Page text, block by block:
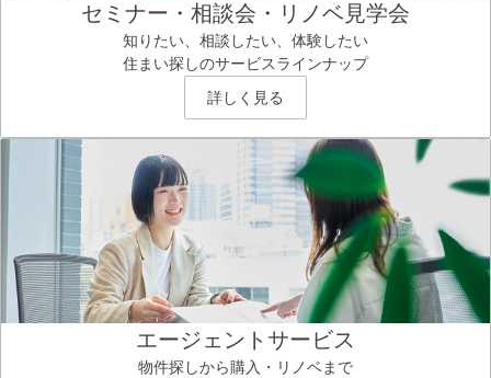
セミナー・相談会・リノベ見学会
知りたい、相談したい、体験したい
住まい探しのサービスラインナップ
詳しく見る
エージェントサービス
物件探しから購入・リノベまで